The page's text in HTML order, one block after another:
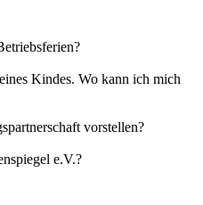
Kindes. Wo kann ich mich
vorstellen?
e.V.?